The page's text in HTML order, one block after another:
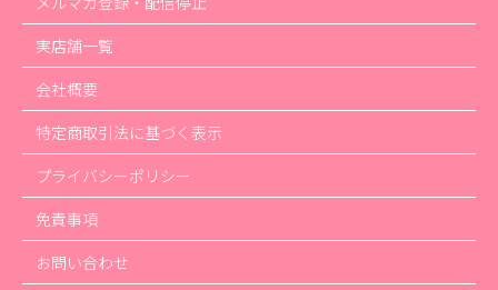
実店舗一覧
会社概要
特定商取引法に基づく表示
プライバシーポリシー
免責事項
お問い合わせ